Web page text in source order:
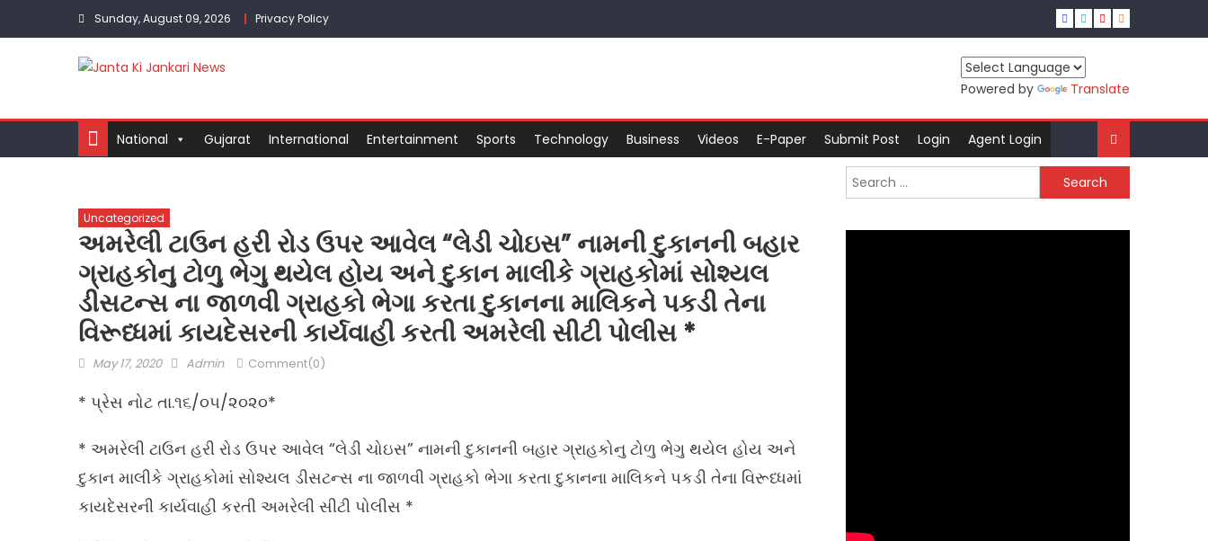
Sunday, August 09, 2026 Privacy Policy
Powered by Translate
National Gujarat International Entertainment Sports Technology Business Videos E-Paper Submit Post Login Agent Login
Uncategorized
અમરેલી ટાઉન હરી રોડ ઉપર આવેલ “લેડી ચોઇસ” નામની દુકાનની બહાર
ગ્રાહકોનુ ટોળુ ભેગુ થયેલ હોય અને દુકાન માલીકે ગ્રાહકોમાં સોશ્યલ
ડીસટન્સ ના જાળવી ગ્રાહકો ભેગા કરતા દુકાનના માલિકને પકડી તેના
વિરૂધ્ધમાં કાયદેસરની કાર્યવાહી કરતી અમરેલી સીટી પોલીસ *
Posted
May 17, 2020 Author
Admin Comment(0)
* પ્રેસ નોટ તા.૧૬/૦૫/૨૦૨૦*
* અમરેલી ટાઉન હરી રોડ ઉપર આવેલ “લેડી ચોઇસ” નામની દુકાનની બહાર ગ્રાહકોનુ ટોળુ ભેગુ થયેલ હોય અને
દુકાન માલીકે ગ્રાહકોમાં સોશ્યલ ડીસટન્સ ના જાળવી ગ્રાહકો ભેગા કરતા દુકાનના માલિકને પકડી તેના વિરૂધ્ધમાં
કાયદેસરની કાર્યવાહી કરતી અમરેલી સીટી પોલીસ *
Search
for: